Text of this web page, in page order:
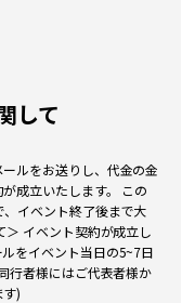
して
ルをお送りし、代金の金
成立いたします。 この
イベント終了後まで大
イベント契約が成立し
をイベント当日の5~7日
行者様にはご代表者様か
)